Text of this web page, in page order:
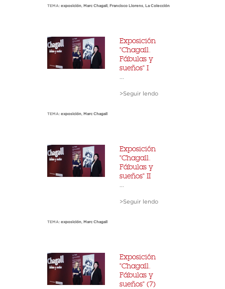
TEMA: exposición, Marc Chagall , Francisco Llorens, La Colección
Exposición
"Chagall.
Fábulas y
sueños" I
>Seguir lendo
TEMA: exposición, Marc Chagall
Exposición
"Chagall.
Fábulas y
sueños" II
>Seguir lendo
TEMA: exposición, Marc Chagall
Exposición
"Chagall.
Fábulas y
sueños" (7)